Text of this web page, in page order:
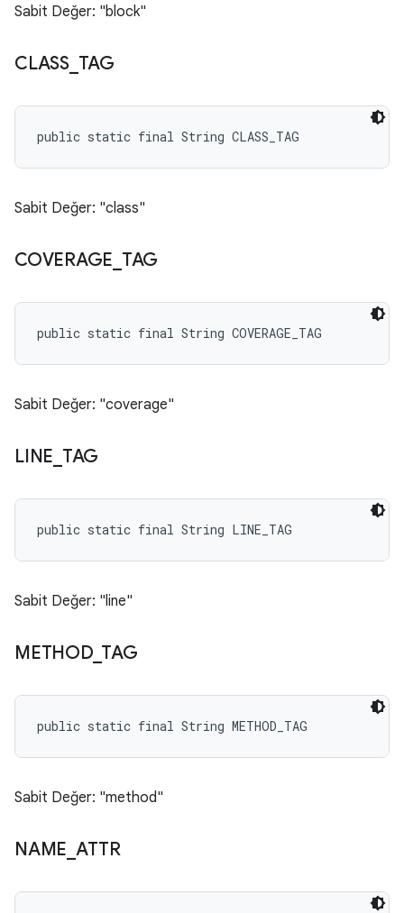
Sabit Değer: "block"
CLASS_ TAG
public static final String CLASS_TAG
Sabit Değer: "class"
COVERAGE TAG
public static final String COVERAGE_TAG
Sabit Değer: "coverage"
LINE TAG
public static final String LINE_TAG
Sabit Değer: "line"
METHOD_ TAG
public static final String METHOD_TAG
Sabit Değer: "method"
NAME ATTR